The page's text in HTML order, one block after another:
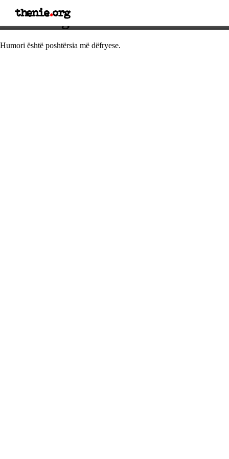
thenie.org
Thënie nga Robert Frost
Humori është poshtërsia më dëfryese.